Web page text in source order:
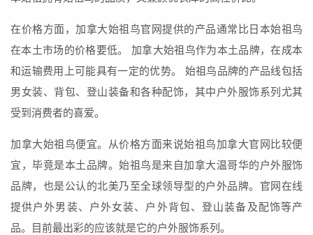
在价格方面，加拿大始祖鸟官网提供的产品通常比日本始祖鸟
在本土市场的价格要低。 加拿大始祖鸟作为本土品牌，在成本
和运输费用上可能具有一定的优势。 始祖鸟品牌的产品线包括
男女装、背包、登山装备和各种配饰，其中户外服饰系列尤其
受到消费者的喜爱。
加拿大始祖鸟便宜。从价格方面来说始祖鸟加拿大官网比较便
宜，毕竟是本土品牌。始祖鸟是来自加拿大温哥华的户外服饰
品牌，也是公认的北美乃至全球领导型的户外品牌。官网在线
提供户外男装、户外女装、户外背包、登山装备及配饰等产
品。目前最出彩的应该就是它的户外服饰系列。